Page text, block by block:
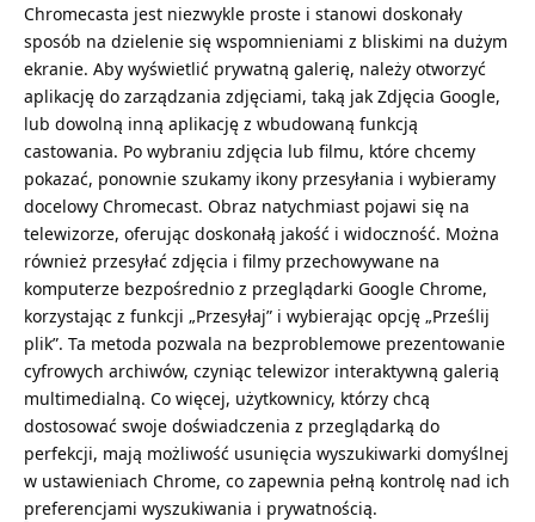
Chromecasta jest niezwykle proste i stanowi doskonały
sposób na dzielenie się wspomnieniami z bliskimi na dużym
ekranie. Aby wyświetlić prywatną galerię, należy otworzyć
aplikację do zarządzania zdjęciami, taką jak Zdjęcia Google,
lub dowolną inną aplikację z wbudowaną funkcją
castowania. Po wybraniu zdjęcia lub filmu, które chcemy
pokazać, ponownie szukamy ikony przesyłania i wybieramy
docelowy Chromecast. Obraz natychmiast pojawi się na
telewizorze, oferując doskonałą jakość i widoczność. Można
również przesyłać zdjęcia i filmy przechowywane na
komputerze bezpośrednio z przeglądarki Google Chrome,
korzystając z funkcji „Przesyłaj” i wybierając opcję „Prześlij
plik”. Ta metoda pozwala na bezproblemowe prezentowanie
cyfrowych archiwów, czyniąc telewizor interaktywną galerią
multimedialną. Co więcej, użytkownicy, którzy chcą
dostosować swoje doświadczenia z przeglądarką do
perfekcji, mają możliwość usunięcia wyszukiwarki domyślnej
w ustawieniach Chrome, co zapewnia pełną kontrolę nad ich
preferencjami wyszukiwania i prywatnością.